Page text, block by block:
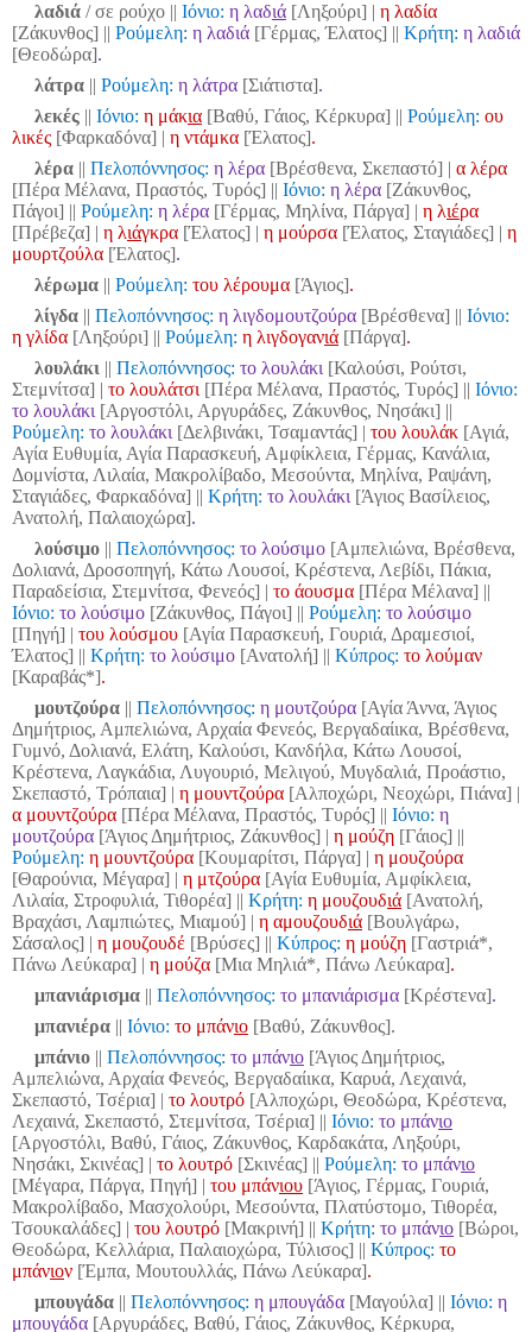
λαδιά/ σε ρούχο || Ιόνιο: η λαδιά[Ληξούρι] | η λαδία
[Ζάκυνθος] || Ρούμελη: η λαδιά [Γέρμας, Έλατος] || Κρήτη: η λαδιά
[Θεοδώρα].
λάτρα || Ρούμελη: η λάτρα[Σιάτιστα].
λεκές || Ιόνιο: η μάκια [Βαθύ, Γάιος, Κέρκυρα] || Ρούμελη: ου
λικές [Φαρκαδόνα] | η ντάμκα [Έλατος].
λέρα || Πελοπόννησος: η λέρα [Βρέσθενα, Σκεπαστό] | α λέρα
[Πέρα Μέλανα, Πραστός, Τυρός] || Ιόνιο: η λέρα [Ζάκυνθος,
Πάγοι] || Ρούμελη: η λέρα [Γέρμας, Μηλίνα, Πάργα] | η λιέρα
[Πρέβεζα] | η λιάγκρα [Έλατος] | η μούρσα [Έλατος, Σταγιάδες] | η
μουρτζούλα [Έλατος].
λέρωμα || Ρούμελη: του λέρουμα[Άγιος].
λίγδα || Πελοπόννησος: η λιγδομουτζούρα[Βρέσθενα] || Ιόνιο:
η γλίδα [Ληξούρι] || Ρούμελη: η λιγδογανιά [Πάργα].
λουλάκι || Πελοπόννησος: το λουλάκι [Καλούσι, Ρούτσι,
Στεμνίτσα] | το λουλάτσι [Πέρα Μέλανα, Πραστός, Τυρός] || Ιόνιο:
το λουλάκι [Αργοστόλι, Αργυράδες, Ζάκυνθος, Νησάκι] ||
Ρούμελη: το λουλάκι [Δελβινάκι, Τσαμαντάς] | του λουλάκ [Αγιά,
Αγία Ευθυμία, Αγία Παρασκευή, Αμφίκλεια, Γέρμας, Κανάλια,
Δομνίστα, Λιλαία, Μακρολίβαδο, Μεσούντα, Μηλίνα, Ραψάνη,
Σταγιάδες, Φαρκαδόνα] || Κρήτη: το λουλάκι [Άγιος Βασίλειος,
Ανατολή, Παλαιοχώρα].
λούσιμο || Πελοπόννησος: το λούσιμο [Αμπελιώνα, Βρέσθενα,
Δολιανά, Δροσοπηγή, Κάτω Λουσοί, Κρέστενα, Λεβίδι, Πάκια,
Παραδείσια, Στεμνίτσα, Φενεός] | το άουσμα [Πέρα Μέλανα] ||
Ιόνιο: το λούσιμο [Ζάκυνθος, Πάγοι] || Ρούμελη: το λούσιμο
[Πηγή] | του λούσμου [Αγία Παρασκευή, Γουριά, Δραμεσιοί,
Έλατος] || Κρήτη: το λούσιμο [Ανατολή] || Κύπρος: το λούμαν
[Καραβάς*].
μουτζούρα || Πελοπόννησος: η μουτζούρα [Αγία Άννα, Άγιος
Δημήτριος, Αμπελιώνα, Αρχαία Φενεός, Βεργαδαίικα, Βρέσθενα,
Γυμνό, Δολιανά, Ελάτη, Καλούσι, Κανδήλα, Κάτω Λουσοί,
Κρέστενα, Λαγκάδια, Λυγουριό, Μελιγού, Μυγδαλιά, Προάστιο,
Σκεπαστό, Τρόπαια] | η μουντζούρα [Αλποχώρι, Νεοχώρι, Πιάνα] |
α μουντζούρα [Πέρα Μέλανα, Πραστός, Τυρός] || Ιόνιο: η
μουτζούρα [Άγιος Δημήτριος, Ζάκυνθος] | η μούζη [Γάιος] ||
Ρούμελη: η μουντζούρα [Κουμαρίτσι, Πάργα] | η μουζούρα
[Θαρούνια, Μέγαρα] | η μτζούρα [Αγία Ευθυμία, Αμφίκλεια,
Λιλαία, Στροφυλιά, Τιθορέα] || Κρήτη: η μουζουδιά [Ανατολή,
Βραχάσι, Λαμπιώτες, Μιαμού] | η αμουζουδιά [Βουλγάρω,
Σάσαλος] | η μουζουδέ [Βρύσες] || Κύπρος: η μούζη [Γαστριά*,
Πάνω Λεύκαρα] | η μούζα [Μια Μηλιά*, Πάνω Λεύκαρα].
μπανιάρισμα|| Πελοπόννησος: το μπανιάρισμα[Κρέστενα].
μπανιέρα || Ιόνιο: το μπάνιο [Βαθύ, Ζάκυνθος].
μπάνιο || Πελοπόννησος: το μπάνιο [Άγιος Δημήτριος,
Αμπελιώνα, Αρχαία Φενεός, Βεργαδαίικα, Καρυά, Λεχαινά,
Σκεπαστό, Τσέρια] | το λουτρό [Αλποχώρι, Θεοδώρα, Κρέστενα,
Λεχαινά, Σκεπαστό, Στεμνίτσα, Τσέρια] || Ιόνιο: το μπάνιο
[Αργοστόλι, Βαθύ, Γάιος, Ζάκυνθος, Καρδακάτα, Ληξούρι,
Νησάκι, Σκινέας] | το λουτρό [Σκινέας] || Ρούμελη: το μπάνιο
[Μέγαρα, Πάργα, Πηγή] | του μπάνιου [Άγιος, Γέρμας, Γουριά,
Μακρολίβαδο, Μασχολούρι, Μεσούντα, Πλατύστομο, Τιθορέα,
Τσουκαλάδες] | του λουτρό [Μακρινή] || Κρήτη: το μπάνιο [Βώροι,
Θεοδώρα, Κελλάρια, Παλαιοχώρα, Τύλισος] || Κύπρος: το
μπάνιον [Έμπα, Μουτουλλάς, Πάνω Λεύκαρα].
μπουγάδα || Πελοπόννησος: η μπουγάδα [Μαγούλα] || Ιόνιο: η
μπουγάδα [Αργυράδες, Βαθύ, Γάιος, Ζάκυνθος, Κέρκυρα,